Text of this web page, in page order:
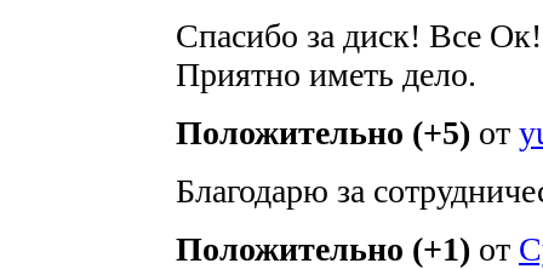
Спасибо за диск! Все
Приятно иметь дело.
Положительно (+5) от
Благодарю за
Положительно (+1) от